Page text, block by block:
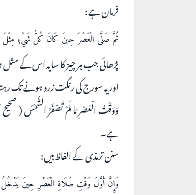
فرمان ہے:
ثُمَّ صَلَّى الْعَصْرَ حِينَ كَانَ كُلُّ شَيْءٍ مِثْلَ
پڑھائی جب ہر چیز کا سایہ اس کے مثل
اور یہ سورج کی رنگت زرد ہونے تک
ہے۔
سنن ترمذی کے الفاظ ہیں:
وَإِنَّ أَوَّلَ وَقْتِ صَلَاةِ الْعَصْرِ حِينَ يَدْخُلُ